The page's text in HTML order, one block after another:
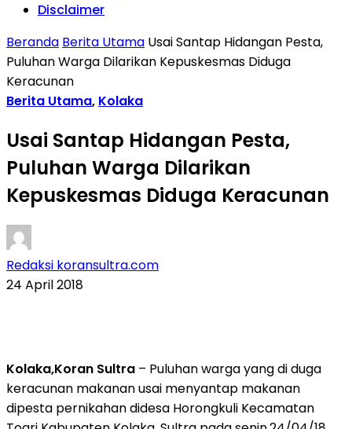
Disclaimer
Beranda Berita Utama Usai Santap Hidangan Pesta,
Puluhan Warga Dilarikan Kepuskesmas Diduga
Keracunan
Berita Utama, Kolaka
Usai Santap Hidangan Pesta,
Puluhan Warga Dilarikan
Kepuskesmas Diduga Keracunan
Redaksi koransultra.com
24 April 2018
Kolaka,Koran Sultra – Puluhan warga yang di duga
keracunan makanan usai menyantap makanan
dipesta pernikahan didesa Horongkuli Kecamatan